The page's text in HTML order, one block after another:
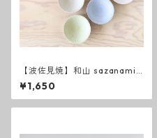
【波佐見焼】和山 sazanami
飯碗
¥1,650